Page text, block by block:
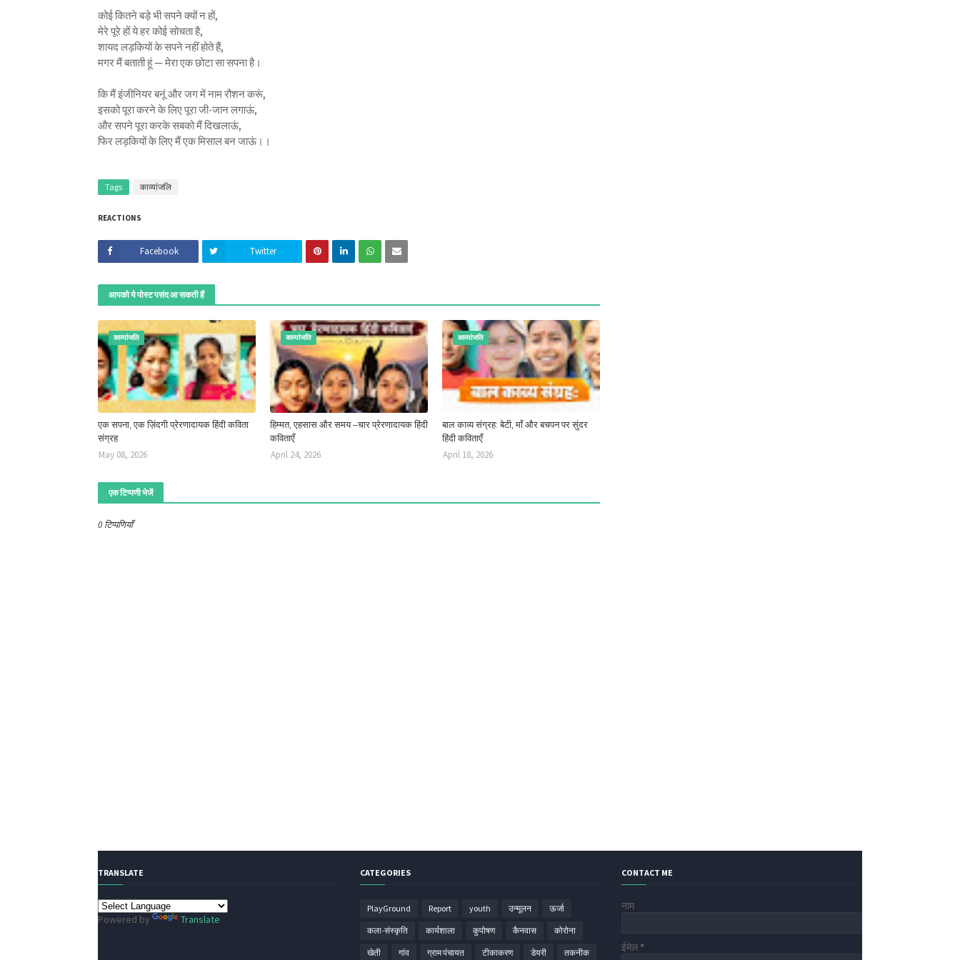
कोई कितने बड़े भी सपने क्यों न हों,
मेरे पूरे हों ये हर कोई सोचता है,
शायद लड़कियों के सपने नहीं होते हैं,
मगर मैं बताती हूं — मेरा एक छोटा सा सपना है।
कि मैं इंजीनियर बनूं और जग में नाम रौशन करूं,
इसको पूरा करने के लिए पूरा जी-जान लगाऊं,
और सपने पूरा करके सबको मैं दिखलाऊं,
फिर लड़कियों के लिए मैं एक मिसाल बन जाऊं।।
Tags काव्यांजलि
REACTIONS
Facebook Twitter
आपको ये पोस्ट पसंद आ सकती हैं
काव्यांजलि
एक सपना, एक ज़िंदगी प्रेरणादायक हिंदी कविता
संग्रह
May 08, 2026
काव्यांजलि
हिम्मत, एहसास और समय –चार प्रेरणादायक हिंदी
कविताएँ
April 24, 2026
काव्यांजलि
बाल काव्य संग्रह: बेटी, माँ और बचपन पर सुंदर
हिंदी कविताएँ
April 18, 2026
एक टिप्पणी भेजें
0 टिप्पणियाँ
TRANSLATE
Powered by Translate
CATEGORIES
PlayGround Report youth उन्मूलन ऊर्जा
कला-संस्कृति कार्यशाला कुपोषण कैनवास कोरोना
खेती गांव ग्राम पंचायत टीकाकरण डेयरी तकनीक
CONTACT ME
नाम
ईमेल *